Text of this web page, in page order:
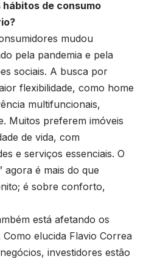
hábitos de consumo
mudou
pela pandemia e pela
sociais. A busca por
flexibilidade, como home
multifuncionais,
Muitos preferem imóveis
de vida, com
e serviços essenciais. O
agora é mais do que
é sobre conforto,
está afetando os
elucida Flavio Correa
investidores estão